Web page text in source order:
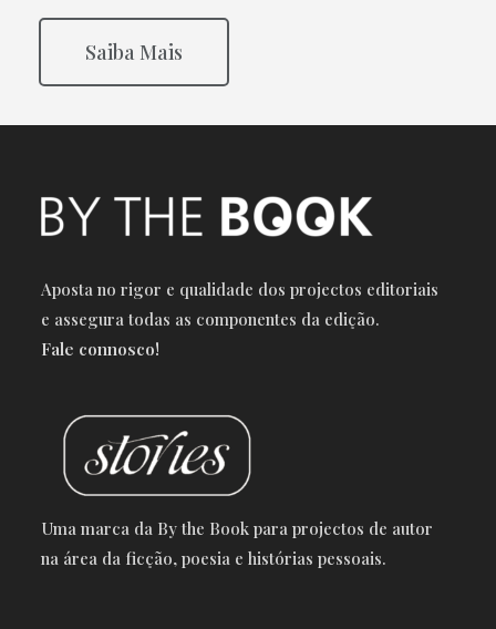
Saiba Mais
Aposta no rigor e qualidade dos projectos editoriais
e assegura todas as componentes da edição.
Fale connosco!
Uma marca da By the Book para projectos de autor
na área da ficção, poesia e histórias pessoais.